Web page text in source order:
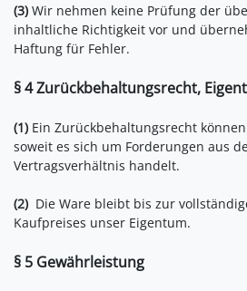
(3) Wir nehmen keine Prüfung der
inhaltliche Richtigkeit vor und
Haftung für Fehler.
§ 4 Zurückbehaltungsrecht,
(1) Ein Zurückbehaltungsrecht
soweit es sich um Forderungen aus
Vertragsverhältnis handelt.
(2) Die Ware bleibt bis zur
Kaufpreises unser Eigentum.
§ 5 Gewährleistung